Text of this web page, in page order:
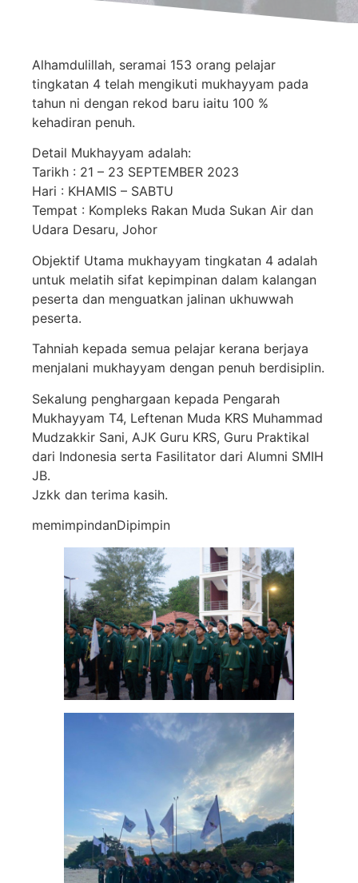
Alhamdulillah, seramai 153 orang pelajar
tingkatan 4 telah mengikuti mukhayyam pada
tahun ni dengan rekod baru iaitu 100 %
kehadiran penuh.
Detail Mukhayyam adalah:
Tarikh : 21 – 23 SEPTEMBER 2023
Hari : KHAMIS – SABTU
Tempat : Kompleks Rakan Muda Sukan Air dan
Udara Desaru, Johor
Objektif Utama mukhayyam tingkatan 4 adalah
untuk melatih sifat kepimpinan dalam kalangan
peserta dan menguatkan jalinan ukhuwwah
peserta.
Tahniah kepada semua pelajar kerana berjaya
menjalani mukhayyam dengan penuh berdisiplin.
Sekalung penghargaan kepada Pengarah
Mukhayyam T4, Leftenan Muda KRS Muhammad
Mudzakkir Sani, AJK Guru KRS, Guru Praktikal
dari Indonesia serta Fasilitator dari Alumni SMIH
JB.
Jzkk dan terima kasih.
memimpindanDipimpin